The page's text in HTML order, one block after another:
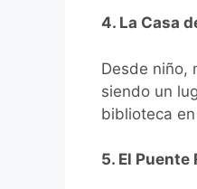
4. La Casa
Desde niño,
siendo un
biblioteca
5. El Puente